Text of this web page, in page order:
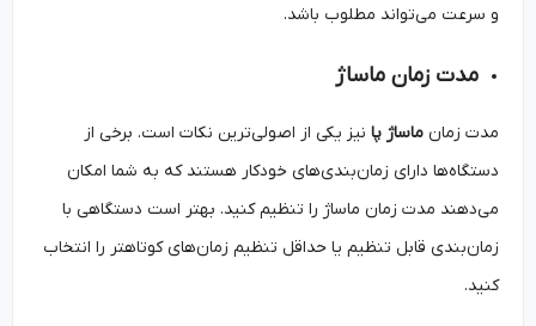
و سرعت می‌تواند مطلوب‌ باشد.
مدت زمان ماساژ
مدت زمانماساژ پانیز یکی از اصولی‌ترین نکات است. برخی از
دستگاه‌ها دارای زمان‌بندی‌های خودکار هستند که به شما امکان
می‌دهند مدت زمان ماساژ را تنظیم کنید. بهتر است دستگاهی با
زمان‌بندی قابل تنظیم یا حداقل تنظیم زمان‌های کوتاهتر را انتخاب
کنید.